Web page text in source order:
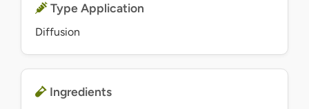
Type Application
Diffusion
Ingredients